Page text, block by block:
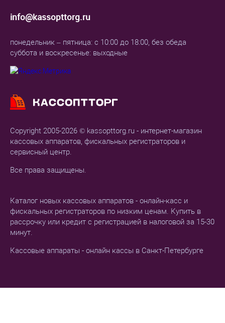
Copyright 2005-2026 © kassopttorg.ru - интернет-магазин
кассовых аппаратов, фискальных регистраторов и
сервисный центр.
Все права защищены.
Каталог новых кассовых аппаратов - онлайн-касс и
фискальных регистраторов по низким ценам. Купить в
рассрочку или кредит с регистрацией в налоговой за 15-30
минут.
Кассовые аппараты - онлайн кассы в Санкт-Петербурге
info@kassopttorg.ru
понедельник – пятница: с 10:00 до 18:00, без обеда
суббота и воскресенье: выходные